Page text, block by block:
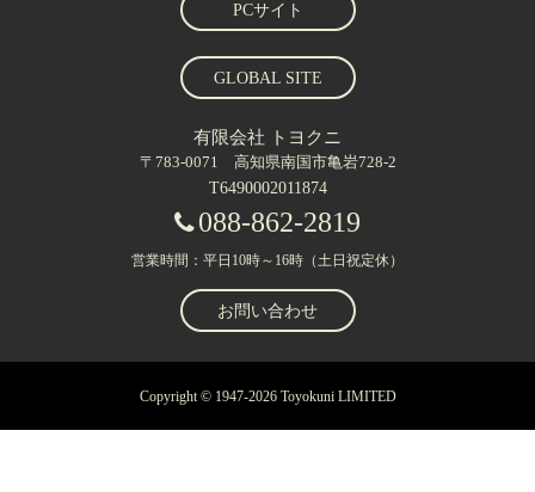
PCサイト
GLOBAL SITE
有限会社 トヨクニ
〒783-0071 高知県南国市亀岩728-2
T6490002011874
088-862-2819
営業時間：平日10時～16時（土日祝定休）
お問い合わせ
Copyright © 1947-2026 Toyokuni LIMITED